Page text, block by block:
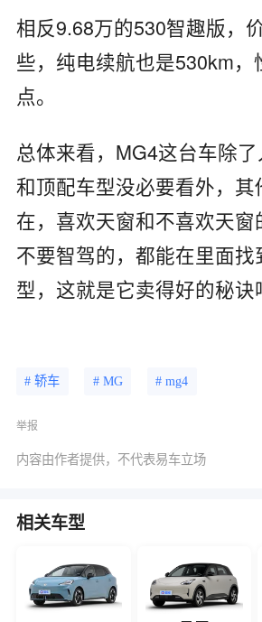
相反9.68万的530智趣版，
些，纯电续航也是530km，
点。
总体来看，MG4这台车除
和顶配车型没必要看外，其
在，喜欢天窗和不喜欢天窗
不要智驾的，都能在里面找
型，这就是它卖得好的秘诀
# 轿车 # MG # mg4
举报
内容由作者提供，不代表易车立场
相关车型